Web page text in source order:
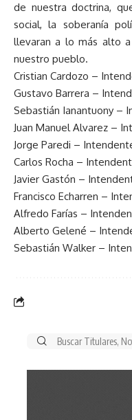
de nuestra doctrina,
social, la soberanía
llevaran a lo más alto
nuestro pueblo.
Cristian Cardozo –
Gustavo Barrera –
Sebastián Ianantuony –
Juan Manuel Alvarez –
Jorge Paredi –
Carlos Rocha –
Javier Gastón –
Francisco Echarren –
Alfredo Farías –
Alberto Gelené –
Sebastián Walker –
Buscar